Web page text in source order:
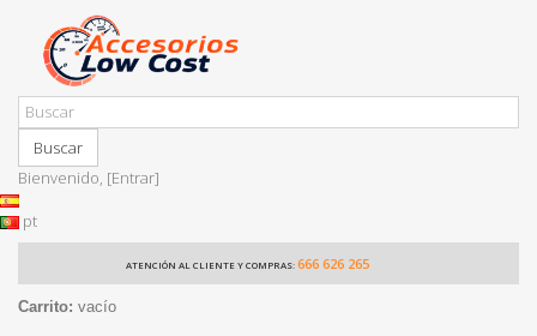
Buscar
Bienvenido, [Entrar]
pt
ATENCIÓN AL CLIENTE Y COMPRAS: 666 626 265
Carrito: vacío